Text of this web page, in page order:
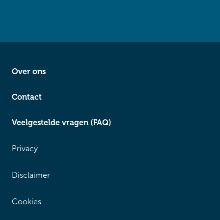
Over ons
Contact
Veelgestelde vragen (FAQ)
Privacy
Disclaimer
Cookies